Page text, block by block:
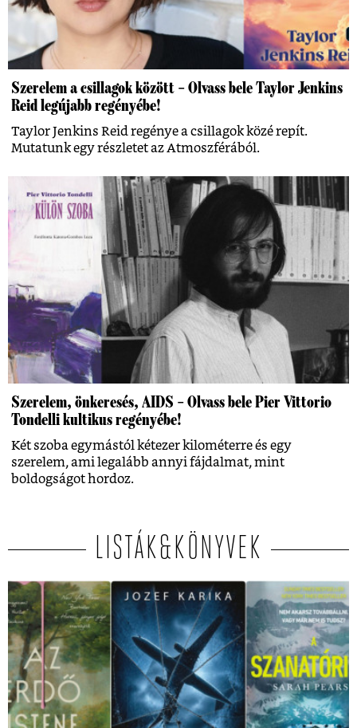
Szerelem a csillagok között – Olvass bele Taylor Jenkins
Reid legújabb regényébe!
Taylor Jenkins Reid regénye a csillagok közé repít.
Mutatunk egy részletet az Atmoszférából.
Szerelem, önkeresés, AIDS – Olvass bele Pier Vittorio
Tondelli kultikus regényébe!
Két szoba egymástól kétezer kilométerre és egy
szerelem, ami legalább annyi fájdalmat, mint
boldogságot hordoz.
LISTÁK&KÖNYVEK